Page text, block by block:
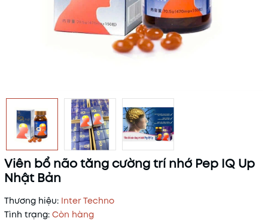
Viên bổ não tăng cường trí nhớ Pep IQ Up
Nhật Bản
Thương hiệu: Inter Techno
Tình trạng: Còn hàng